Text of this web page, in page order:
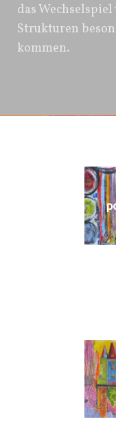
das
Strukturen
kommen.